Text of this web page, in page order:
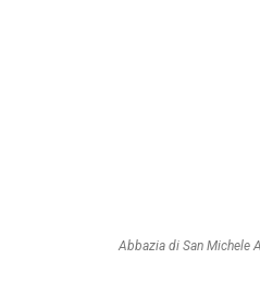
Abbazia di San Michele